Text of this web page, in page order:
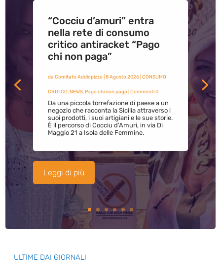
“Cocciu d’amuri” entra
nella rete di consumo
critico antiracket “Pago
chi non paga”
da Comitato Addiopizzo| 8 Agosto 2026| CONSUMO
CRITICO,NEWS,Pago chi non paga | Commenti 0
Da una piccola torrefazione di paese a un
negozio che racconta la Sicilia attraverso i
suoi prodotti, i suoi artigiani e le sue storie.
È il percorso di Cocciu d’Amuri, in via Di
Maggio 21 a Isola delle Femmine.
Leggi di più
ULTIME DAI GIORNALI